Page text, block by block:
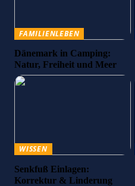
FAMILIENLEBEN
Dänemark in Camping:
Natur, Freiheit und Meer
WISSEN
Senkfuß Einlagen:
Korrektur & Linderung